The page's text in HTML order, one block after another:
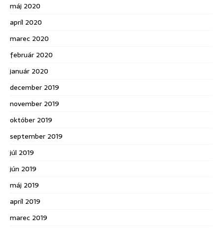
máj 2020
apríl 2020
marec 2020
február 2020
január 2020
december 2019
november 2019
október 2019
september 2019
júl 2019
jún 2019
máj 2019
apríl 2019
marec 2019